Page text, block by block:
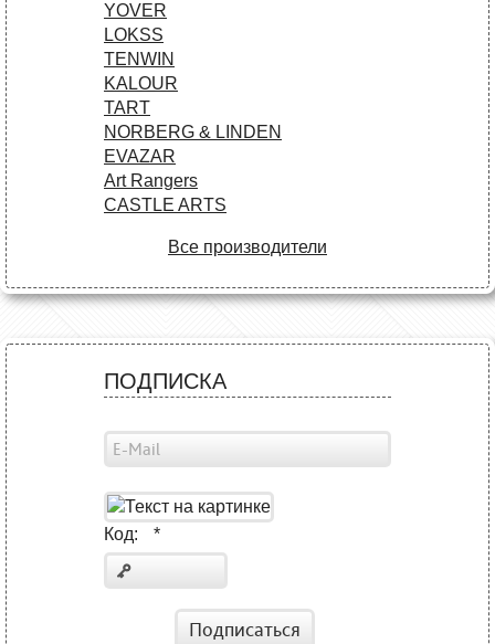
YOVER
LOKSS
TENWIN
KALOUR
TART
NORBERG & LINDEN
EVAZAR
Art Rangers
CASTLE ARTS
Все производители
ПОДПИСКА
Код: *
Подписаться